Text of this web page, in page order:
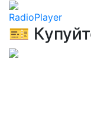
RadioPlayer
🎫